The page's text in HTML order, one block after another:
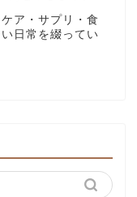
ア・サプリ・食
日常を綴ってい